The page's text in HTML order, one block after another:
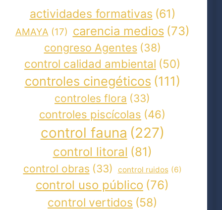
actividades formativas (61)
AMAYA (17) carencia medios (73)
congreso Agentes (38)
control calidad ambiental (50)
controles cinegéticos (111)
controles flora (33)
controles piscícolas (46)
control fauna (227)
control litoral (81)
control obras (33) control ruidos (6)
control uso público (76)
control vertidos (58)